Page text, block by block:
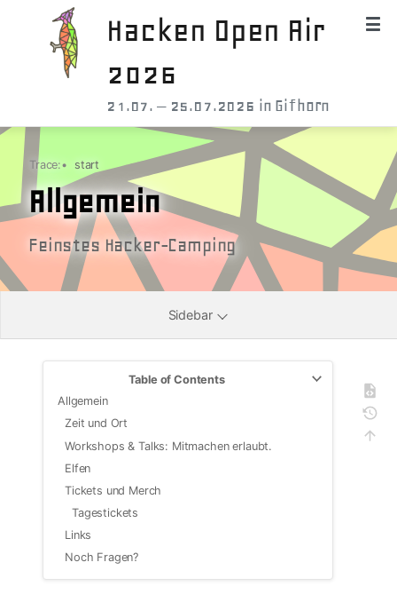
Hacken Open Air
2026
21.07. – 25.07.2026 in Gifhorn
Trace:• start
Allgemein
Feinstes Hacker-Camping
Sidebar
Table of Contents
Allgemein
Zeit und Ort
Workshops & Talks: Mitmachen erlaubt.
Elfen
Tickets und Merch
Tagestickets
Links
Noch Fragen?